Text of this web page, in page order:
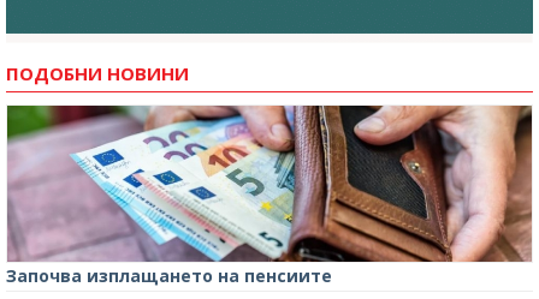
ПОДОБНИ НОВИНИ
Започва изплащането на пенсиите